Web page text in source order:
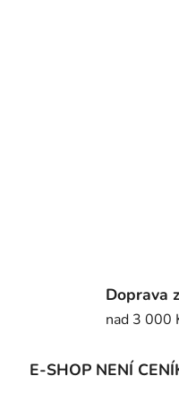
Doprava
nad 3 000
E-SHOP NENÍ